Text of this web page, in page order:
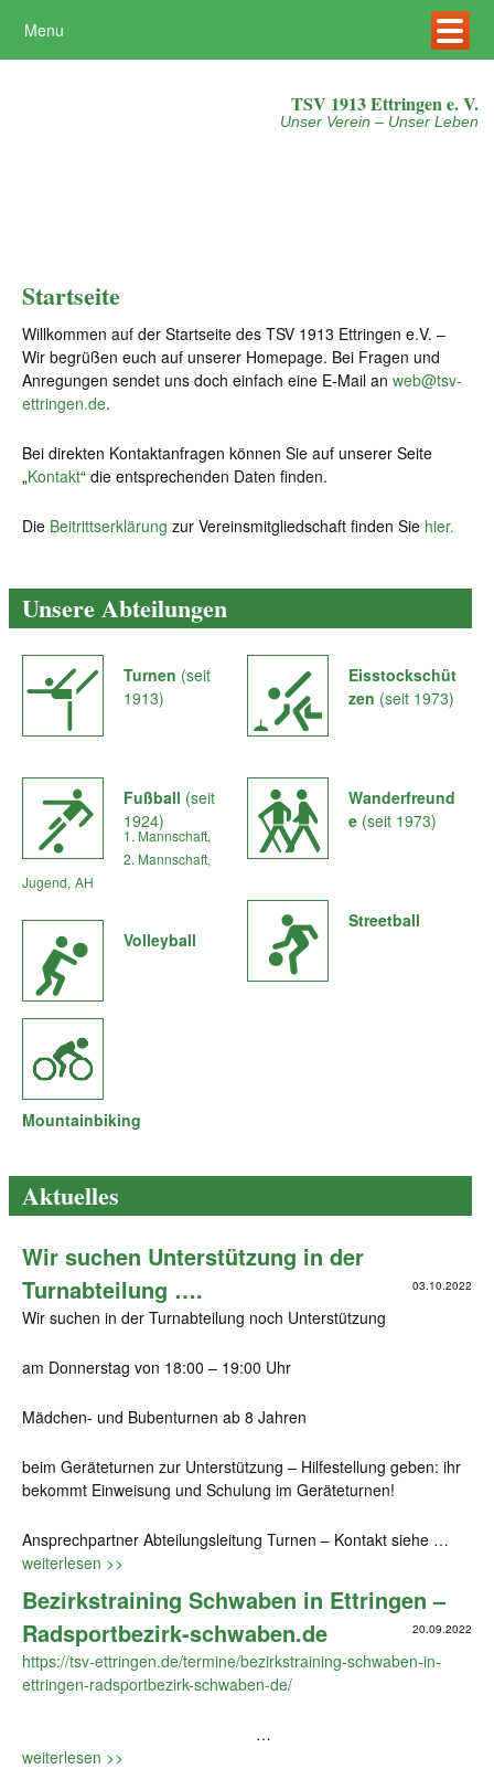
Menu
TSV 1913 Ettringen e. V.
Unser Verein – Unser Leben
Startseite
Willkommen auf der Startseite des TSV 1913 Ettringen e.V. –
Wir begrüßen euch auf unserer Homepage. Bei Fragen und
Anregungen sendet uns doch einfach eine E-Mail an web@tsv-
ettringen.de.
Bei direkten Kontaktanfragen können Sie auf unserer Seite
„Kontakt“ die entsprechenden Daten finden.
Die Beitrittserklärung zur Vereinsmitgliedschaft finden Sie hier.
Unsere Abteilungen
Turnen (seit
1913)
Fußball (seit
1924)
1. Mannschaft,
2. Mannschaft,
Jugend, AH
Volleyball
Mountainbiking
Eisstockschüt
zen (seit 1973)
Wanderfreund
e (seit 1973)
Streetball
Aktuelles
Wir suchen Unterstützung in der
Turnabteilung ….
03.10.2022
Wir suchen in der Turnabteilung noch Unterstützung
am Donnerstag von 18:00 – 19:00 Uhr
Mädchen- und Bubenturnen ab 8 Jahren
beim Geräteturnen zur Unterstützung – Hilfestellung geben: ihr
bekommt Einweisung und Schulung im Geräteturnen!
Ansprechpartner Abteilungsleitung Turnen – Kontakt siehe …
weiterlesen >>
Bezirkstraining Schwaben in Ettringen –
Radsportbezirk-schwaben.de
20.09.2022
https://tsv-ettringen.de/termine/bezirkstraining-schwaben-in-
ettringen-radsportbezirk-schwaben-de/
…
weiterlesen >>
Akzeptieren